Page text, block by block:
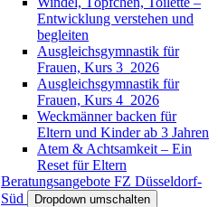
Entwicklung verstehen und
begleiten
Ausgleichsgymnastik für
Frauen, Kurs 3_2026
Ausgleichsgymnastik für
Frauen, Kurs 4_2026
Weckmänner backen für
Eltern und Kinder ab 3 Jahren
Atem & Achtsamkeit – Ein
Reset für Eltern
Beratungsangebote FZ Düsseldorf-
Süd
Dropdown umschalten